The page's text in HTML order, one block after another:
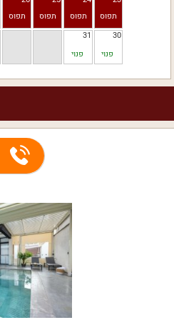
30
פנוי
31
פנוי